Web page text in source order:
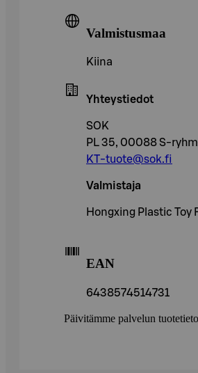
Valmistusmaa
Kiina
Yhteystiedot
SOK
PL 35, 00088 S-
KT-tuote@sok.fi
Valmistaja
Hongxing Plastic Toy
EAN
6438574514731
Päivitämme palvelun